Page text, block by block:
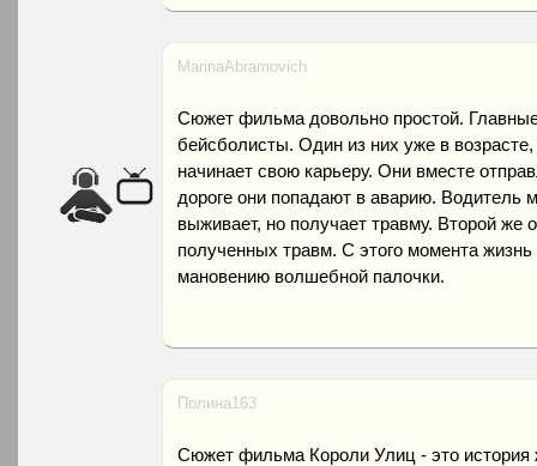
MarinaAbramovich
Сюжет фильма довольно простой.
бейсболисты. Один из них уже в возрасте,
начинает свою карьеру. Они вместе
дороге они попадают в аварию. Водитель
выживает, но получает травму. Второй же
полученных травм. С этого момента
мановению волшебной палочки.
Полина163
Сюжет фильма Короли Улиц - это история